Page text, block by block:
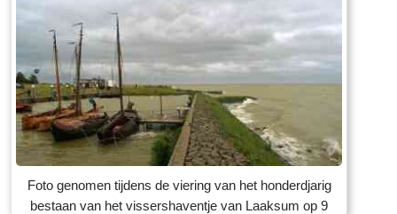
Lees meer
Tekst: © Foto: © Bauke Folkertsma
Foto genomen tijdens de viering van het honderdjarig
bestaan van het vissershaventje van Laaksum op 9